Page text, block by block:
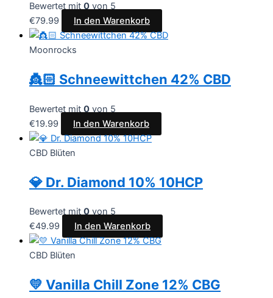
Bewertet mit 0 von 5
€79.99 In den Warenkorb
Moonrocks
👸🏻 Schneewittchen 42% CBD
Bewertet mit 0 von 5
€19.99 In den Warenkorb
CBD Blüten
💎 Dr. Diamond 10% 10HCP
Bewertet mit 0 von 5
€49.99 In den Warenkorb
CBD Blüten
💛 Vanilla Chill Zone 12% CBG